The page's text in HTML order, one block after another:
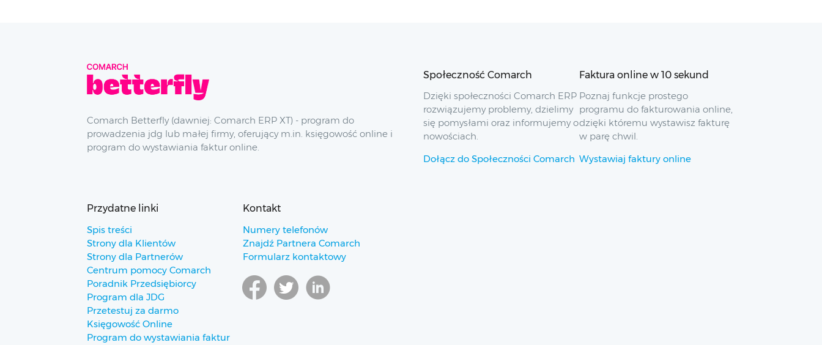
Comarch Betterfly (dawniej: Comarch ERP XT) - program do
prowadzenia jdg lub małej firmy, oferujący m.in. księgowość online i
program do wystawiania faktur online.
Społeczność Comarch
Dzięki społeczności Comarch ERP
rozwiązujemy problemy, dzielimy
się pomysłami oraz informujemy o
nowościach.
Dołącz do Społeczności Comarch
Faktura online w 10 sekund
Poznaj funkcje prostego
programu do fakturowania online,
dzięki któremu wystawisz fakturę
w parę chwil.
Wystawiaj faktury online
Przydatne linki
Spis treści
Strony dla Klientów
Strony dla Partnerów
Centrum pomocy Comarch
Poradnik Przedsiębiorcy
Program dla JDG
Przetestuj za darmo
Księgowość Online
Program do wystawiania faktur
Kontakt
Numery telefonów
Znajdź Partnera Comarch
Formularz kontaktowy